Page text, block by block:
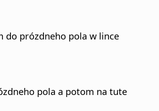
do prózdneho pola w lince
pola a potom na tute